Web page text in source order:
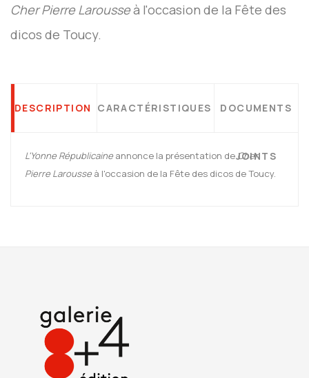
Cher Pierre Larousseà l'occasion de la Fête des
dicos de Toucy.
DESCRIPTION CARACTÉRISTIQUES DOCUMENTS
JOINTS
L'Yonne Républicaine annonce la présentation deCher
Pierre Larousse à l'occasion de la Fête des dicos de Toucy.